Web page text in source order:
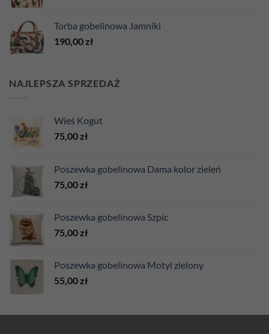
Torba gobelinowa Jamniki
190,00 zł
NAJLEPSZA SPRZEDAŻ
Wieś Kogut
75,00 zł
Poszewka gobelinowa Dama kolor zieleń
75,00 zł
Poszewka gobelinowa Szpic
75,00 zł
Poszewka gobelinowa Motyl zielony
55,00 zł